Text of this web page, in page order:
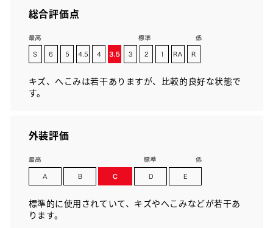
総合評価点
キズ、へこみは若干ありますが、比較的良好な状態で
す。
外装評価
標準的に使用されていて、キズやへこみなどが若干あ
ります。